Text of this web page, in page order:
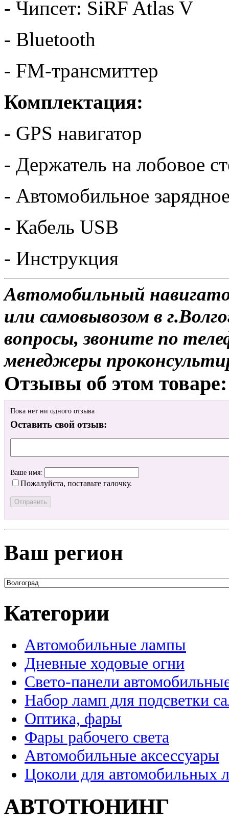
- Чипсет: SiRF Atlas V
- Bluetooth
- FM-трансмиттер
Комплектация:
- GPS навигатор
- Держатель на лобовое
- Автомобильное
- Кабель USB
- Инструкция
Автомобильный
или самовывозом в
вопросы, звоните по
менеджеры
Отзывы об этом товаре:
Пока нет ни одного отзыва
Оставить свой отзыв:
Ваше имя:
Пожалуйста, поставьте галочку.
Ваш регион
Категории
Автомобильные лампы
Дневные ходовые огни
Свето-панели
Набор ламп для подсветки
Оптика, фары
Фары рабочего света
Автомобильные аксессуары
Цоколи для автомобильных
АВТОТЮНИНГ